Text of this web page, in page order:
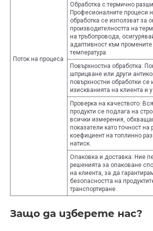
Поток на процеса
Обработка с термично
Професионалните процеси
обработка се използват за
производителността на
на тръбопровода,
адаптивност към
температура.
Повърхностна обработка:
шприцване или други
повърхностни обработки се
изискванията на клиента и
Проверка на качеството:
продукти се подлага на
всички измерения,
показатели като точност на
коефициент на топлинно
натиск.
Опаковка и доставка: Ние
решенията за опаковане
на клиента, за да
безопасността на
транспортиране.
Защо да изберете нас?